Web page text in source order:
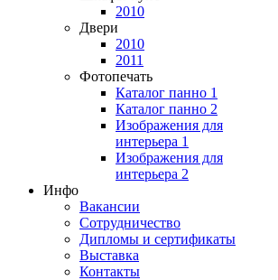
2010
Двери
2010
2011
Фотопечать
Каталог панно 1
Каталог панно 2
Изображения для
интерьера 1
Изображения для
интерьера 2
Инфо
Вакансии
Сотрудничество
Дипломы и сертификаты
Выставка
Контакты